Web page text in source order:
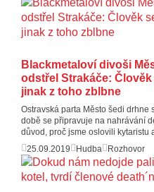
Blackmetaloví divoši
odstřel Strakáče:
jinak z toho zblbne
Ostravská parta Město šedi drhne
době se připravuje na nahrávání
důvod, proč jsme oslovili kytaristu
25.09.2019
Hudba Rozhovor